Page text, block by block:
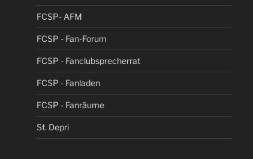
FCSP- AFM
FCSP - Fan-Forum
FCSP - Fanclubsprecherrat
FCSP - Fanladen
FCSP - Fanräume
St. Depri